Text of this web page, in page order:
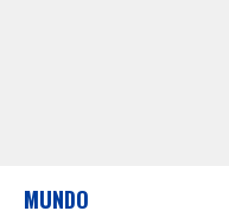
MUNDO